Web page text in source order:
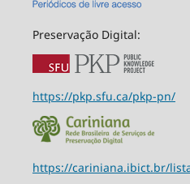
Preservação Digital:
https://pkp.sfu.ca/pkp-pn/
https://cariniana.ibict.br/